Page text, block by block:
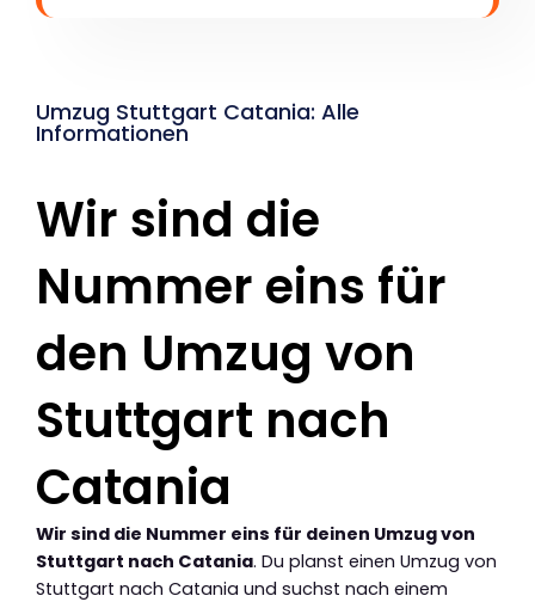
Umzug Stuttgart Catania: Alle
Informationen
Wir sind die
Nummer eins für
den Umzug von
Stuttgart nach
Catania
Wir sind die Nummer eins für deinen Umzug von
Stuttgart nach Catania. Du planst einen Umzug von
Stuttgart nach Catania und suchst nach einem